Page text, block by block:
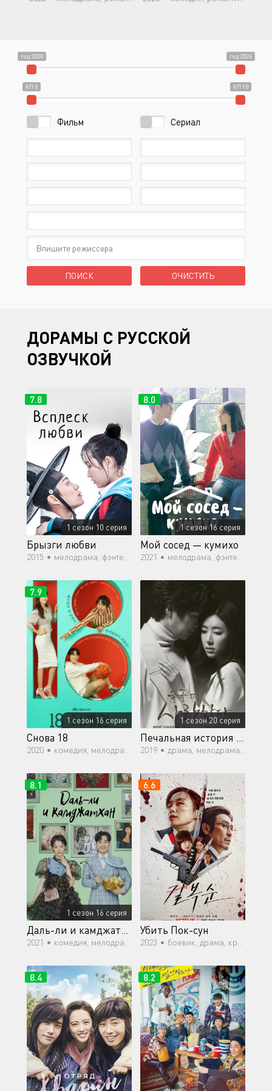
год 2000 год 2026
КП 0 КП 10
Фильм Сериал
ДОРАМЫ С РУССКОЙ
ОЗВУЧКОЙ
1 сезон 10 серия
Брызги любви
2015 • мелодрама, фэнтези, история, комедия, романтика, сверхъестественное
7.8
1 сезон 16 серия
Мой сосед — кумихо
2021 • мелодрама, фэнтези
8.0
1 сезон 16 серия
Снова 18
2020 • комедия, мелодрама, фэнтези, романтика, повседневность, драма
7.9
1 сезон 20 серия
Печальная история любви
2019 • драма, мелодрама, романтика
1 сезон 16 серия
Даль-ли и камджатхан
2021 • комедия, мелодрама, романтика, драма
8.1
Убить Пок-сун
2023 • боевик, драма, криминал, триллер
6.6
8.4 8.2